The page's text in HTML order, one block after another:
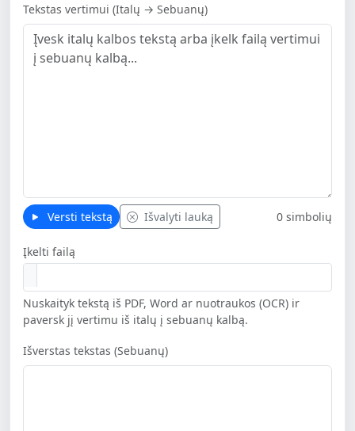
Tekstas vertimui (Italų → Sebuanų)
Versti tekstą Išvalyti lauką 0 simbolių
Įkelti failą
Nuskaityk tekstą iš PDF, Word ar nuotraukos (OCR) ir
paversk jį vertimu iš italų į sebuanų kalbą.
Išverstas tekstas (Sebuanų)